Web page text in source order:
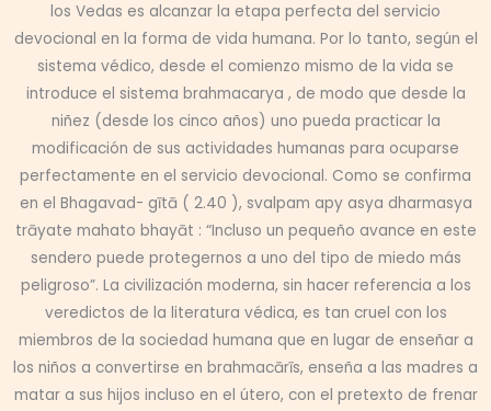
los Vedas es alcanzar la etapa perfecta del servicio
devocional en la forma de vida humana. Por lo tanto, según el
sistema védico, desde el comienzo mismo de la vida se
introduce el sistema brahmacarya , de modo que desde la
niñez (desde los cinco años) uno pueda practicar la
modificación de sus actividades humanas para ocuparse
perfectamente en el servicio devocional. Como se confirma
en el Bhagavad- gītā ( 2.40 ), svalpam apy asya dharmasya
trāyate mahato bhayāt : “Incluso un pequeño avance en este
sendero puede protegernos a uno del tipo de miedo más
peligroso”. La civilización moderna, sin hacer referencia a los
veredictos de la literatura védica, es tan cruel con los
miembros de la sociedad humana que en lugar de enseñar a
los niños a convertirse en brahmacārīs, enseña a las madres a
matar a sus hijos incluso en el útero, con el pretexto de frenar